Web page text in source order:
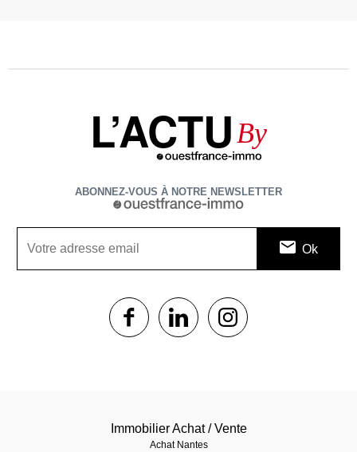
L’ACTUBy
ABONNEZ-VOUS À NOTRE NEWSLETTER
1$s 1$s
Immobilier Achat / Vente
Achat Nantes